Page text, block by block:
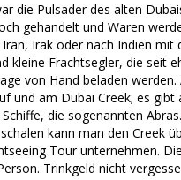
die Pulsader des alten
gehandelt und Waren
Irak oder nach Indien mit
kleine Frachtsegler, die seit
von Hand beladen werden.
und am Dubai Creek; es gibt
die sogenannten
kann man den Creek
Tour unternehmen.
Trinkgeld nicht